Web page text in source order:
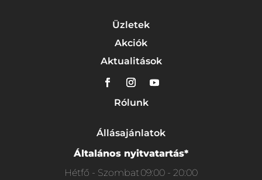
Üzletek
Akciók
Aktualitások
Rólunk
Állásajánlatok
Általános nyitvatartás*
Hétfő - Szombat 09:00 - 20:00